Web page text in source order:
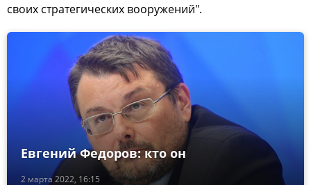
своих стратегических вооружений".
2 марта 2022, 16:15
Евгений Федоров: кто он